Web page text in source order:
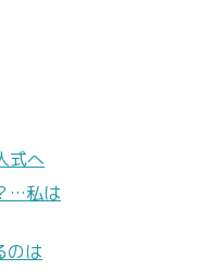
式へ
…私は
のは